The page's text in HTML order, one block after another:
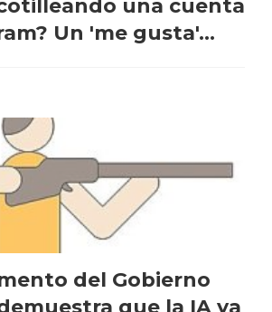
una cuenta
Un 'me gusta'...
del Gobierno
que la IA ya